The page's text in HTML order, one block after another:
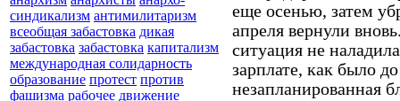
синдикализм антимилитаризм
всеобщая забастовка дикая
забастовка забастовка капитализм
международная солидарность
образование протест против
фашизма рабочее движение
еще осенью, затем
апреля вернули
ситуация не
зарплате, как было
незапланированная